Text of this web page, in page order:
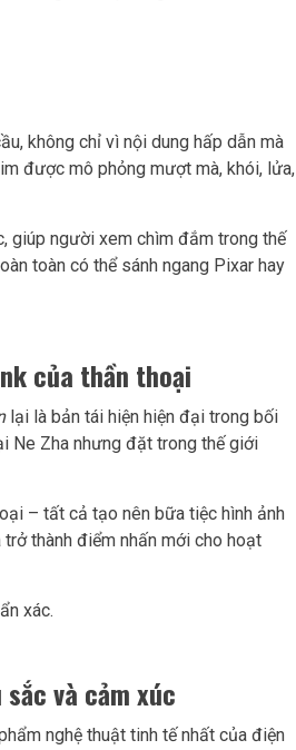
không chỉ vì nội dung hấp dẫn mà
được mô phỏng mượt mà, khói, lửa,
giúp người xem chìm đắm trong thế
toàn có thể sánh ngang Pixar hay
của thần thoại
lại là bản tái hiện hiện đại trong bối
Ne Zha nhưng đặt trong thế giới
– tất cả tạo nên bữa tiệc hình ảnh
thành điểm nhấn mới cho hoạt
xác.
và cảm xúc
nghệ thuật tinh tế nhất của điện